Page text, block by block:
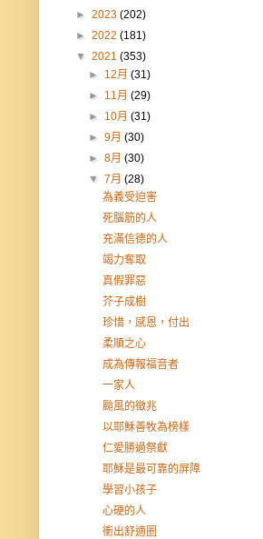
► 2023 (202)
► 2022 (181)
▼ 2021 (353)
► 12月(31)
► 11月(29)
► 10月(31)
►9月(30)
►8月(30)
▼7月(28)
為義受迫害
死腦筋的人
充滿信德的人
竭力奪取
真假罪惡
芥子成樹
珍惜，感恩，付出
柔順之心
成為傳報福音者
一家人
颱風的徵兆
以耶穌善牧為榜樣
仁愛勝過祭獻
耶穌是最可靠的屏障
學習小孩子
心硬的人
衝出舒適圈